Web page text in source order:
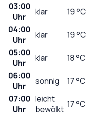
03:00
Uhr
klar 19°C
04:00
Uhr
klar 19°C
05:00
Uhr
klar 18°C
06:00
Uhr
sonnig 17°C
07:00
Uhr
leicht
bewölkt 17°C